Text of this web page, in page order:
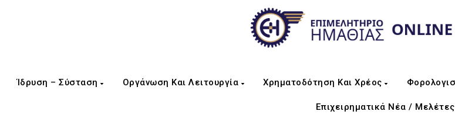
Ίδρυση – Σύσταση Οργάνωση Και Λειτουργία Χρηματοδότηση Και Χρέος
Επιχειρηματικά Νέα / Μελέτες